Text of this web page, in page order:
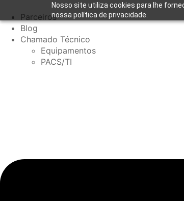
Nosso site utiliza cookies para lhe
nossa política de privacidade.
Parceiros
Blog
Chamado Técnico
Equipamentos
PACS/TI